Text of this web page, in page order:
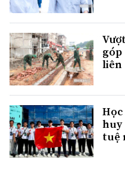
liên
huy
tuệ